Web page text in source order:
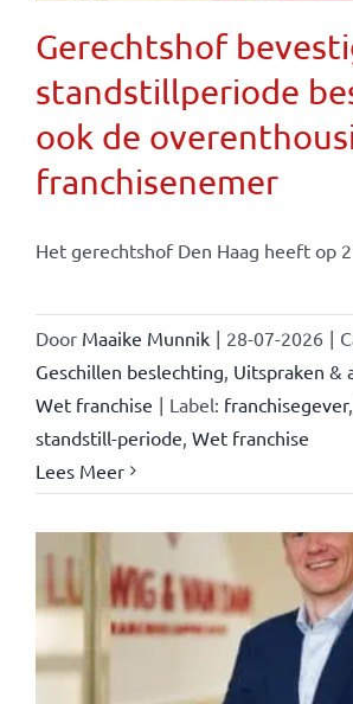
Gerechtshof
standstillperiode
ook de
franchisenemer
Het gerechtshof Den Haag heeft op
Door Maaike Munnik | 28-07-2026 |
Geschillen beslechting Uitspraken &
Wet franchise | Label: franchisegever,
standstill-periode Wet franchise
Lees Meer